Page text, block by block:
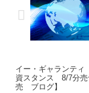
イー・ギャランテ
資スタンス 8/7分
売 ブログ】